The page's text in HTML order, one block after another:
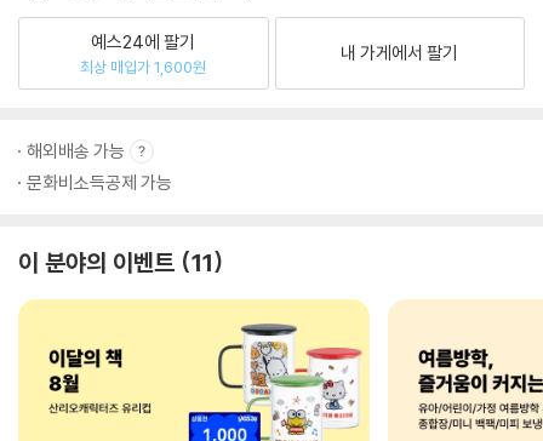
예스24에 팔기
최상 매입가 1,600원
내 가게에서 팔기
해외배송 가능
문화비소득공제 가능
이 분야의 이벤트 11